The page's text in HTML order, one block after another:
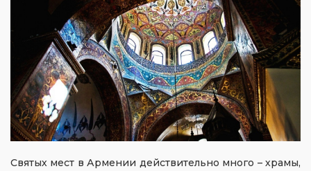
Святых мест в Армении действительно много – храмы,